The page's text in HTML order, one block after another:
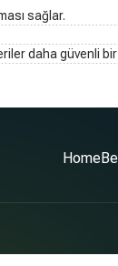
sağlar.
daha güvenli
Home